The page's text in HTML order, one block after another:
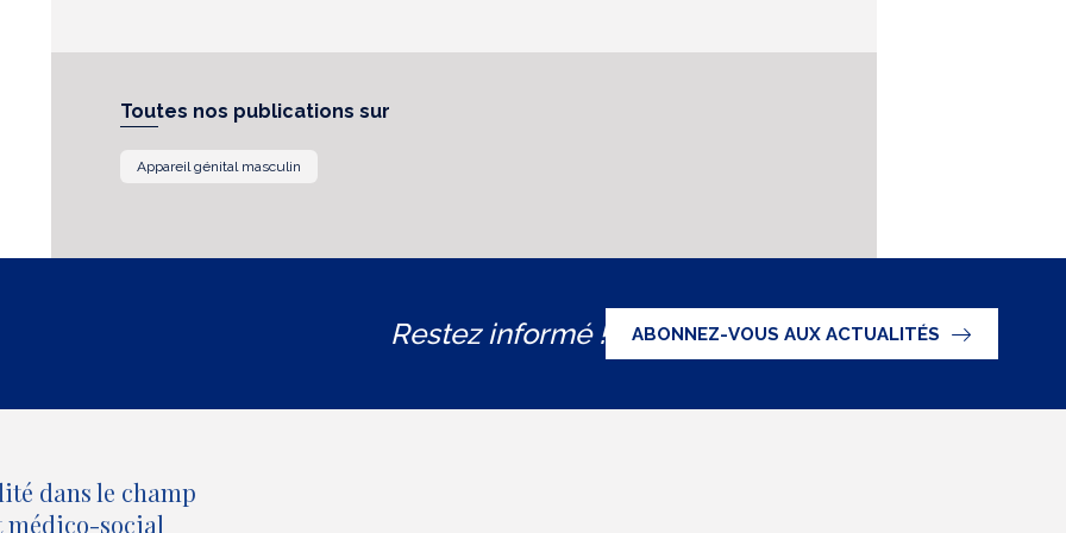
Toutes nos publications sur
Appareil génital masculin
Restez informé ! ABONNEZ-VOUS AUX ACTUALITÉS
dans le champ
médico-social